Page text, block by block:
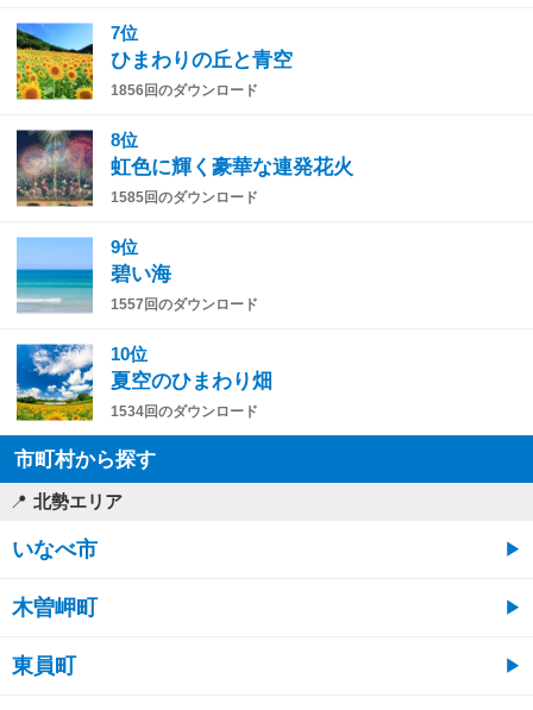
7位
ひまわりの丘と青空
1856回のダウンロード
8位
虹色に輝く豪華な連発花火
1585回のダウンロード
9位
碧い海
1557回のダウンロード
10位
夏空のひまわり畑
1534回のダウンロード
市町村から探す
北勢エリア
いなべ市
木曽岬町
東員町